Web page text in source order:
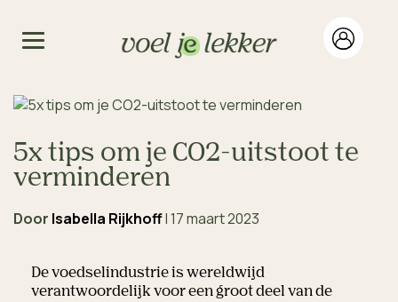
5x tips om je CO2-uitstoot te
verminderen
Door Isabella Rijkhoff|17 maart 2023
De voedselindustrie is wereldwijd
verantwoordelijk voor een groot deel van de